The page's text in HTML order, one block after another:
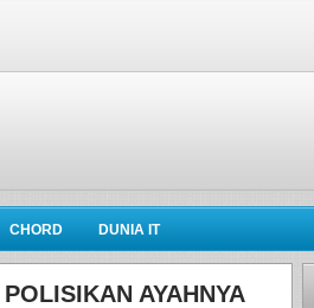
CHORD DUNIA IT
AYAHNYA